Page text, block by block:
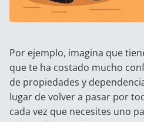
Por ejemplo, imagina que
que te ha costado mucho
de propiedades y
lugar de volver a pasar por
cada vez que necesites uno